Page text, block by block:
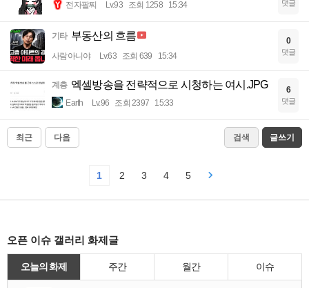
전자팔찌 Lv.93 조회 1258 15:34 댓글
기타 부동산의 흐름
사람아니야 Lv.63 조회 639 15:34
0
댓글
계층 엑셀방송을 전략적으로 시청하는 여시.JPG
Earth Lv.96 조회 2397 15:33
6
댓글
최근 다음 검색 글쓰기
1 2 3 4 5
오픈 이슈 갤러리 화제글
오늘의 화제 주간 월간 이슈